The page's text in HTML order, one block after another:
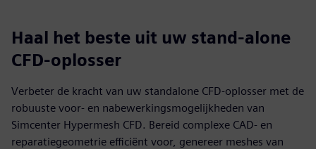
Haal het beste uit uw stand-alone
CFD-oplosser
Verbeter de kracht van uw standalone CFD-oplosser met de
robuuste voor- en nabewerkingsmogelijkheden van
Simcenter Hypermesh CFD. Bereid complexe CAD- en
reparatiegeometrie efficiënt voor, genereer meshes van